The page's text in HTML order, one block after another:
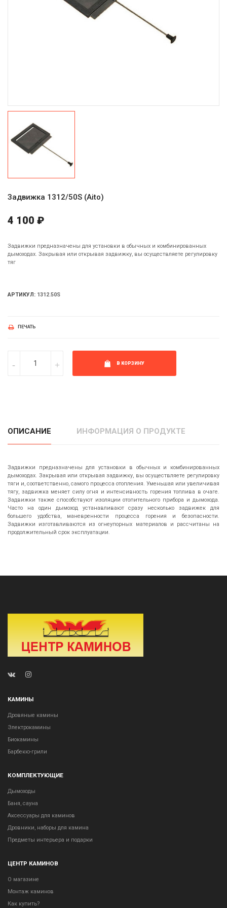
Задвижка 1312/50S (Aito)
4 100 ₽
Задвижки предназначены для установки в обычных и комбинированных
дымоходах. Закрывая или открывая задвижку, вы осуществляете регулировку
тяг
АРТИКУЛ: 1312.50S
ПЕЧАТЬ
В КОРЗИНУ
ОПИСАНИЕ ИНФОРМАЦИЯ О ПРОДУКТЕ
Задвижки предназначены для установки в обычных и комбинированных
дымоходах. Закрывая или открывая задвижку, вы осуществляете регулировку
тяги и, соответственно, самого процесса отопления. Уменьшая или увеличивая
тягу, задвижка меняет силу огня и интенсивность горения топлива в очаге.
Задвижки также способствуют изоляции отопительного прибора и дымохода.
Часто на один дымоход устанавливают сразу несколько задвижек для
большего удобства, маневренности процесса горения и безопасности.
Задвижки изготавливаются из огнеупорных материалов и рассчитаны на
продолжительный срок эксплуатации.
КАМИНЫ
Дровяные камины
Электрокамины
Биокамины
Барбекю-грили
КОМПЛЕКТУЮЩИЕ
Дымоходы
Баня, сауна
Аксессуары для каминов
Дровники, наборы для камина
Предметы интерьера и подарки
ЦЕНТР КАМИНОВ
О магазине
Монтаж каминов
Как купить?